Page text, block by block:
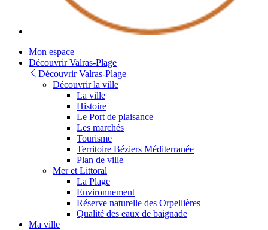
Mon espace
Découvrir Valras-Plage
Découvrir Valras-Plage
Découvrir la ville
La ville
Histoire
Le Port de plaisance
Les marchés
Tourisme
Territoire Béziers Méditerranée
Plan de ville
Mer et Littoral
La Plage
Environnement
Réserve naturelle des Orpellières
Qualité des eaux de baignade
Ma ville